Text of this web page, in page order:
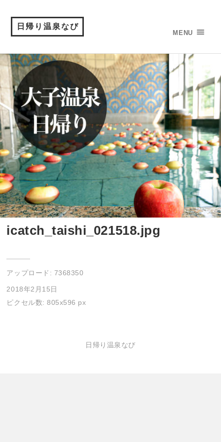
日帰り温泉なび
MENU
icatch_taishi_021518.jpg
アップロード: 7368350
2018年2月15日
ピクセル数: 805x596 px
日帰り温泉なび